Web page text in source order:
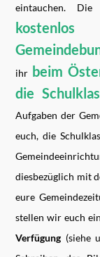
eintauchen.
ihr beim
die
Aufgaben der
euch, die
diesbezüglich mit
eure
stellen wir euch
Verfügung (siehe